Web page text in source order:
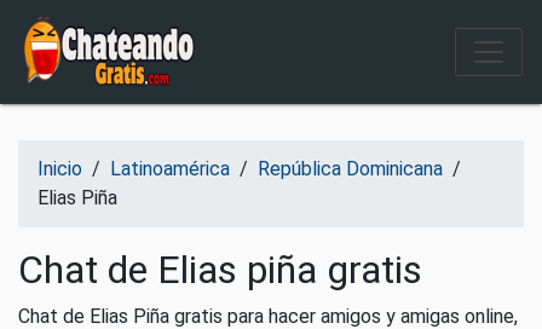
Salir del contenido
Inicio / Latinoamérica / República Dominicana /
Elias Piña
Chat de Elias piña gratis
Chat de Elias Piña gratis para hacer amigos y amigas online,